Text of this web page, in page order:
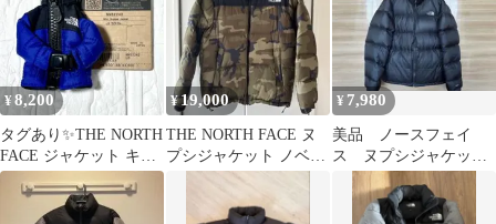
¥ 8,200
タグあり✨️THE NORTH
FACE ジャケット キー
リング ノースフェイス
¥19,000
THE NORTH FACE ヌ
プシジャケット ノベル
¥ 7,980
美品 ノースフェイ
ス ヌプシジャケッ
ト ブラック 大きめ